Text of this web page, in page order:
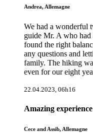
Andrea, Allemagne
We had a wonderful
guide Mr. A who
found the right
any questions and
family. The hiking
even for our eight
22.04.2023, 06h16
Amazing experience
Cece and Assib, Allemagne